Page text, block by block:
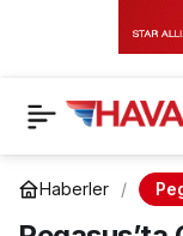
Haberler